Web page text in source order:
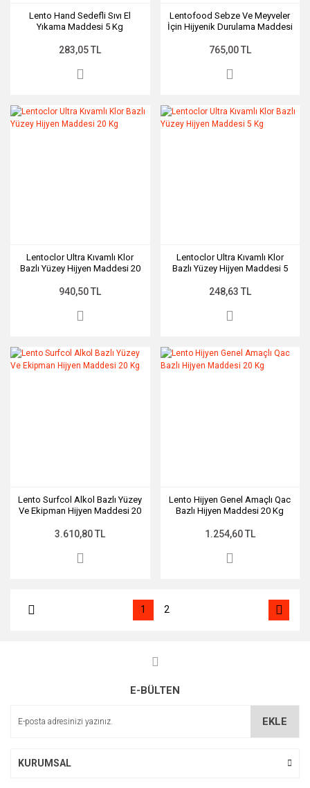
Lento Hand Sedefli Sıvı El
Yıkama Maddesi 5 Kg
283,05 TL
Lentofood Sebze Ve Meyveler
İçin Hijyenik Durulama Maddesi
765,00 TL
Lentoclor Ultra Kıvamlı Klor
Bazlı Yüzey Hijyen Maddesi 20
940,50 TL
Lentoclor Ultra Kıvamlı Klor
Bazlı Yüzey Hijyen Maddesi 5
248,63 TL
Lento Surfcol Alkol Bazlı Yüzey
Ve Ekipman Hijyen Maddesi 20
3.610,80 TL
Lento Hijyen Genel Amaçlı Qac
Bazlı Hijyen Maddesi 20 Kg
1.254,60 TL
1 2
E-BÜLTEN
EKLE
KURUMSAL